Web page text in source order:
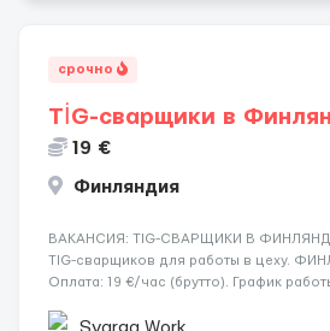
срочно
TİG-сварщики в
19 €
Финляндия
​​ВАКАНСИЯ: TIG-СВАРЩИКИ В
TIG-сварщиков для работы в цеху.
Оплата: 19 €/час (брутто). График
переработки. Дата начала: — Как можно